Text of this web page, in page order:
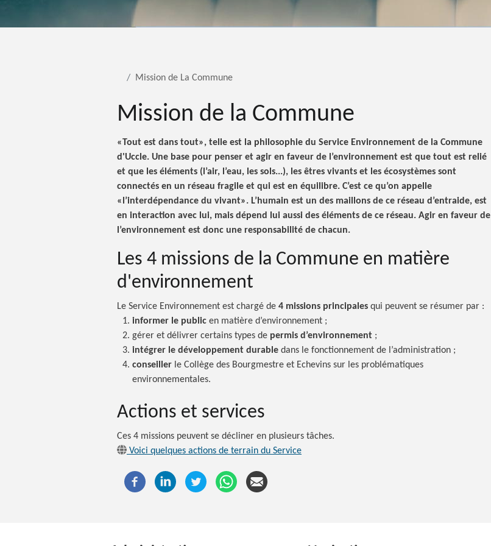
Mission de La Commune
Mission de la Commune
«Tout est dans tout», telle est la philosophie du Service Environnement de la Commune
d'Uccle. Une base pour penser et agir en faveur de l’environnement est que tout est relié
et que les éléments (l’air, l’eau, les sols...), les êtres vivants et les écosystèmes sont
connectés en un réseau fragile et qui est en équilibre. C’est ce qu’on appelle
«l’interdépendance du vivant». L’humain est un des maillons de ce réseau d’entraide, est
en interaction avec lui, mais dépend lui aussi des éléments de ce réseau. Agir en faveur de
l’environnement est donc une responsabilité de chacun.
Les 4 missions de la Commune en matière
d'environnement
Le Service Environnement est chargé de 4 missions principales qui peuvent se résumer par :
informer le public en matière d’environnement ;
gérer et délivrer certains types de permis d’environnement ;
intégrer le développement durable dans le fonctionnement de l’administration ;
conseiller le Collège des Bourgmestre et Echevins sur les problématiques
environnementales.
Actions et services
Ces 4 missions peuvent se décliner en plusieurs tâches.
Voici quelques actions de terrain du Service